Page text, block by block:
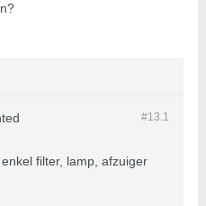
#13.1
filter, lamp, afzuiger